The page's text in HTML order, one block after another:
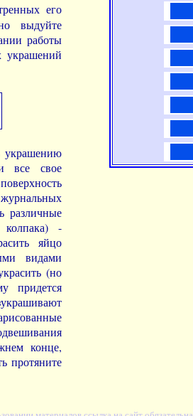
его
выдуйте
работы
украшений
украшению
все свое
различные
колпака) -
яйцо
видами
(но
придется
конце,
протяните